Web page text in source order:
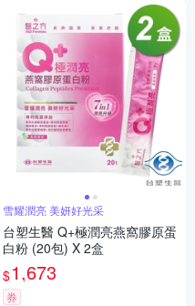
雪耀潤亮 美妍好光采
台塑生醫 Q+極潤亮燕窩膠原蛋
白粉 (20包) X 2盒
$1,673
券